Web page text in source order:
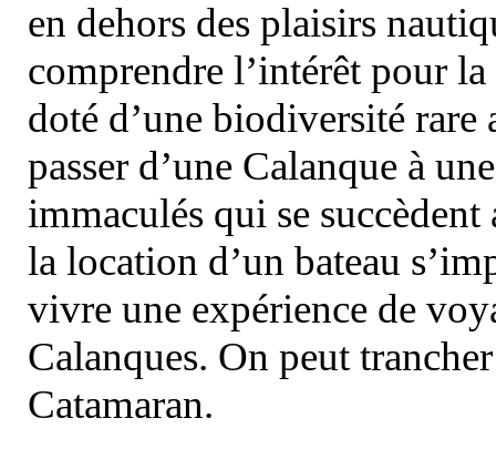
en dehors des plaisirs
comprendre l’intérêt pour
doté d’une biodiversité
passer d’une Calanque à
immaculés qui se
la location d’un bateau
vivre une expérience de
Calanques. On peut
Catamaran.